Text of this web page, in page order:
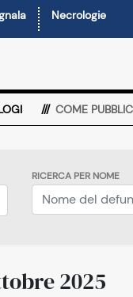
Necrologie
COME
RICERCA PER NOME
2025